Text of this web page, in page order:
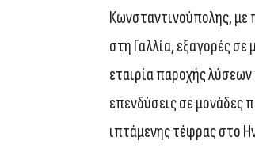
Κωνσταντινούπολης, με
στη Γαλλία, εξαγορές
εταιρία παροχής
επενδύσεις σε μονάδες
ιπτάμενης τέφρας στο